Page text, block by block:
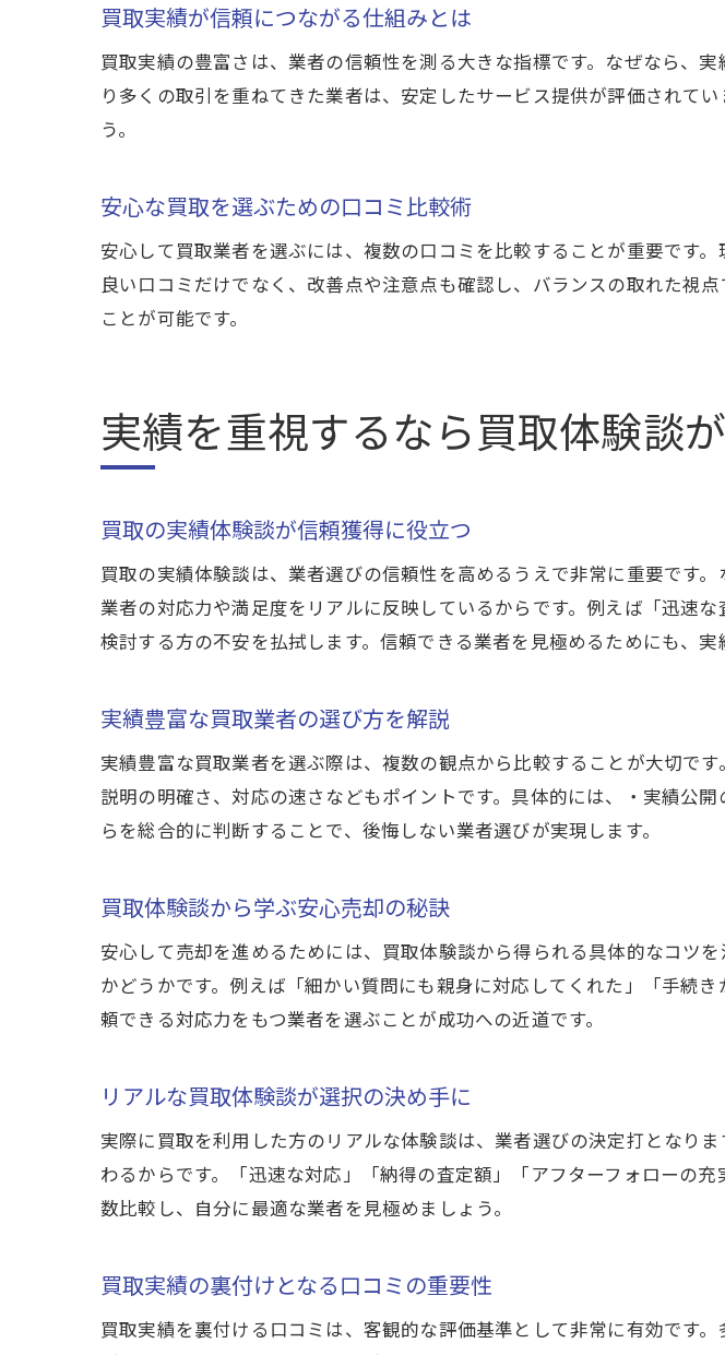
売却時の買取ポ
口コミで学ぶ買
信頼できる買取先選
信頼できる買取
買取先選びで重
利用者の口コミ
買取失敗を防ぐ
納得の売却を叶える
買取実績の見方
実績を比較して
納得売却のため
買取実績が信頼につながる仕組みとは
買取実績の豊富さは、業者の信頼性を測る大きな指標です。なぜなら、
り多くの取引を重ねてきた業者は、安定したサービス提供が評価されて
う。
安心な買取を選ぶための口コミ比較術
安心して買取業者を選ぶには、複数の口コミを比較することが重要です
良い口コミだけでなく、改善点や注意点も確認し、バランスの取れた視
ことが可能です。
実績を重視するなら買取体験談
買取の実績体験談が信頼獲得に役立つ
買取の実績体験談は、業者選びの信頼性を高めるうえで非常に重要です
業者の対応力や満足度をリアルに反映しているからです。例えば「迅速
検討する方の不安を払拭します。信頼できる業者を見極めるためにも、実
実績豊富な買取業者の選び方を解説
実績豊富な買取業者を選ぶ際は、複数の観点から比較することが大切で
説明の明確さ、対応の速さなどもポイントです。具体的には、・実績公
らを総合的に判断することで、後悔しない業者選びが実現します。
買取体験談から学ぶ安心売却の秘訣
安心して売却を進めるためには、買取体験談から得られる具体的なコツ
かどうかです。例えば「細かい質問にも親身に対応してくれた」「手続
頼できる対応力をもつ業者を選ぶことが成功への近道です。
リアルな買取体験談が選択の決め手に
実際に買取を利用した方のリアルな体験談は、業者選びの決定打となり
わるからです。「迅速な対応」「納得の査定額」「アフターフォローの
数比較し、自分に最適な業者を見極めましょう。
買取実績の裏付けとなる口コミの重要性
買取実績を裏付ける口コミは、客観的な評価基準として非常に有効です